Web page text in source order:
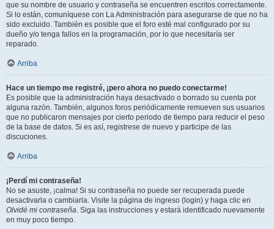
que su nombre de usuario y contraseña se encuentren escritos correctamente.
Si lo están, comuníquese con La Administración para asegurarse de que no ha
sido excluido. También es posible que el foro esté mal configurado por su
dueño y/o tenga fallos en la programación, por lo que necesitaría ser
reparado.
Arriba
Hace un tiempo me registré, ¡pero ahora no puedo conectarme!
Es posible que la administración haya desactivado o borrado su cuenta por
alguna razón. También, algunos foros periódicamente remueven sus usuarios
que no publicaron mensajes por cierto periodo de tiempo para reducir el peso
de la base de datos. Si es así, registrese de nuevo y participe de las
discuciones.
Arriba
¡Perdí mi contraseña!
No se asuste, ¡calma! Si su contraseña no puede ser recuperada puede
desactivarla o cambiarla. Visite la página de ingreso (login) y haga clic en
Olvidé mi contraseña. Siga las instrucciones y estará identificado nuevamente
en muy poco tiempo.